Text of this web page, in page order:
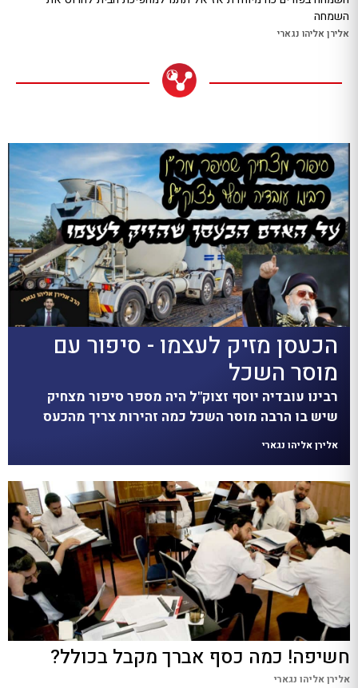
השמחה
אלירן אליהו נגארי
הכעסן מזיק לעצמו - סיפור עם
מוסר השכל
רבינו עובדיה יוסף זצוק"ל היה מספר סיפור מצחיק
שיש בו הרבה מוסר השכל כמה זהירות צריך מהכעס
אלירן אליהו נגארי
חשיפה! כמה כסף אברך מקבל בכולל?
אלירן אליהו נגארי